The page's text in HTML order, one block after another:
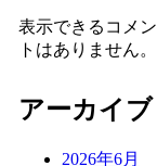
表示できるコメン
トはありません。
アーカイブ
2026年6月